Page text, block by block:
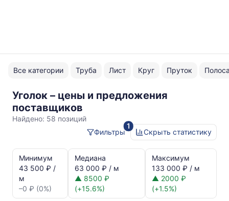
Все категории Труба Лист Круг Пруток
Уголок – цены и предложения
поставщиков
Найдено: 58 позиций
1
Фильтры
Скрыть статистику
динамика
цен:
Уголок
сп
Минимум
43 500 ₽ /
м
–0 ₽ (0%)
Медиана
63 000 ₽ / м
▲ 8500 ₽
(+15.6%)
Максимум
133 000 ₽ / м
▲ 2000 ₽
(+1.5%)